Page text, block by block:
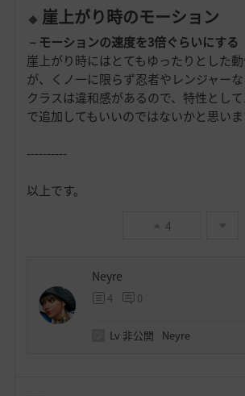
崖上がり時のモーション
－モーションの速度を3倍ぐらいにする
崖上がり時にはとてもゆったりとした
が、くノ一に限らず忍者やレンジャー
クラスは違和感があるので、特性とし
で追加してもいいのではないかと思いま
----------
以上です。
4
Neyre
4 0
Lv 非公開 Neyre